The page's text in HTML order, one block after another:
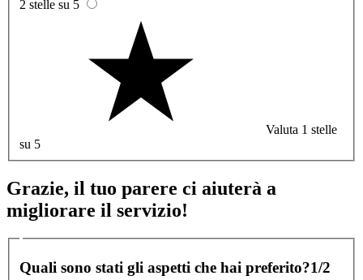
2 stelle su 5
Valuta 1 stelle
su 5
Grazie, il tuo parere ci aiuterà a
migliorare il servizio!
Quali sono stati gli aspetti che hai preferito?1/2